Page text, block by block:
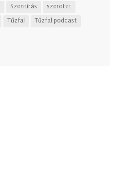
Szentírás
szeretet
Tűzfal Tűzfal podcast